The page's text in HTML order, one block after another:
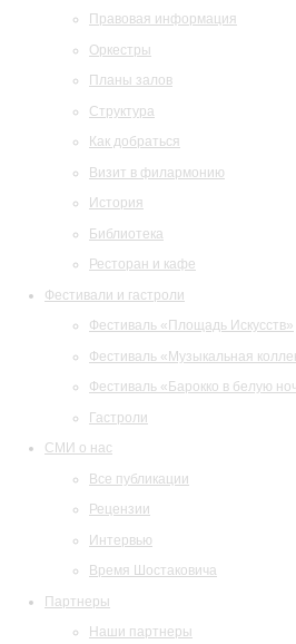
Правовая информация
Оркестры
Планы залов
Структура
Как добраться
Визит в филармонию
История
Библиотека
Ресторан и кафе
Фестивали и гастроли
Фестиваль «Площадь Искусств»
Фестиваль «Музыкальная
Фестиваль «Барокко в белую
Гастроли
СМИ о нас
Все публикации
Рецензии
Интервью
Время Шостаковича
Партнеры
Наши партнеры